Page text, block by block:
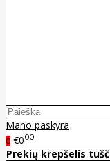
Mano paskyra
0 €000
Prekių krepšelis